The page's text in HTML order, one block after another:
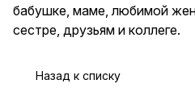
бабушке, маме, любимой
сестре, друзьям и коллеге.
Назад к списку